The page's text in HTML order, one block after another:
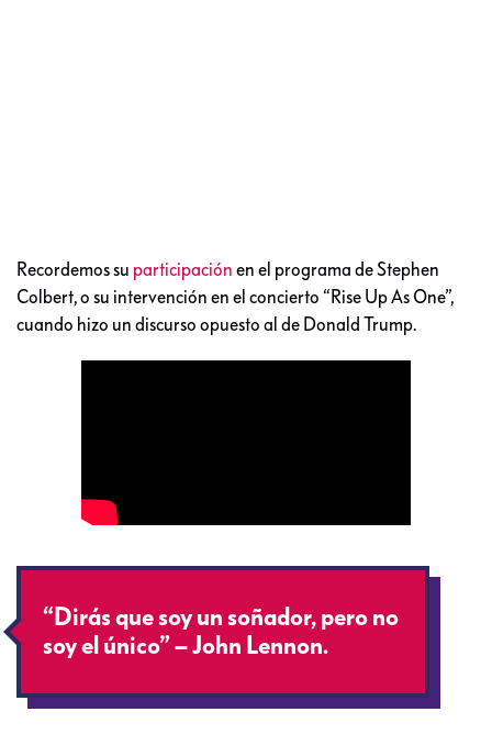
Recordemos su participación en el programa de Stephen
Colbert, o su intervención en el concierto “Rise Up As One”,
cuando hizo un discurso opuesto al de Donald Trump.
“Dirás que soy un soñador, pero no
soy el único” – John Lennon.